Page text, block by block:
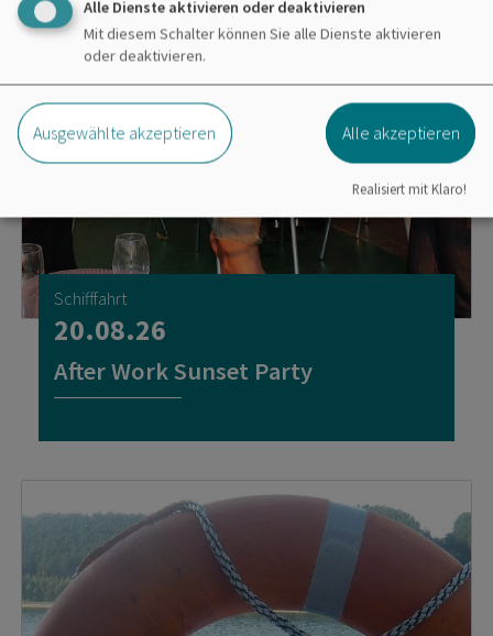
Schifffahrt
20.08.26
After Work Sunset Party
Alle Dienste aktivieren oder deaktivieren
Mit diesem Schalter können Sie alle Dienste aktivieren
oder deaktivieren.
Ausgewählte akzeptieren Alle akzeptieren
Realisiert mit Klaro!